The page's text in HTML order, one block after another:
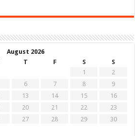
August 2026
T F S
S
1
2
6 7 8
9
13 14 15
16
20 21 22
23
27 28 29
30